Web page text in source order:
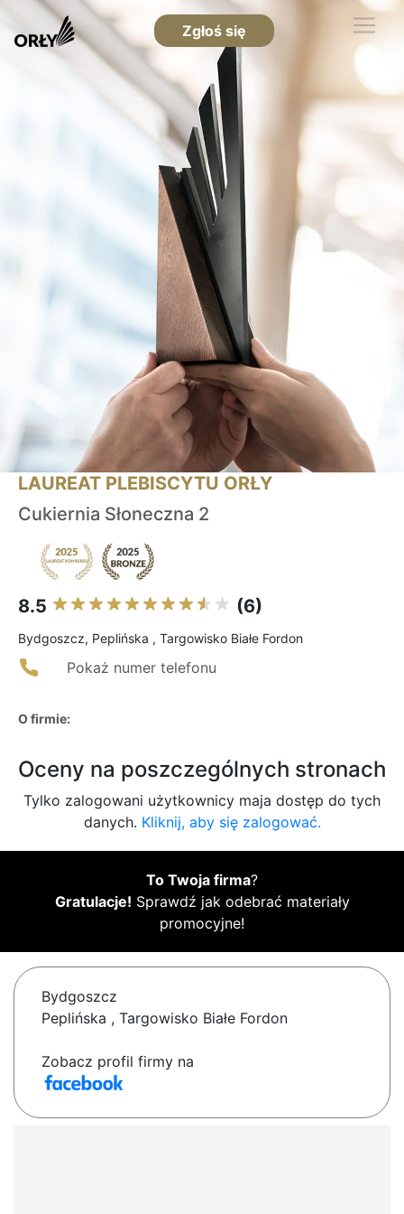
Zgłoś się
LAUREAT PLEBISCYTU ORŁY
Cukiernia Słoneczna 2
8.5 (6)
Bydgoszcz, Peplińska , Targowisko Białe Fordon
Pokaż numer telefonu
O firmie:
Oceny na poszczególnych stronach
Tylko zalogowani użytkownicy maja dostęp do tych
danych. Kliknij, aby się zalogować.
To Twoja firma?
Gratulacje! Sprawdź jak odebrać materiały
promocyjne!
Bydgoszcz
Peplińska , Targowisko Białe Fordon
Zobacz profil firmy na